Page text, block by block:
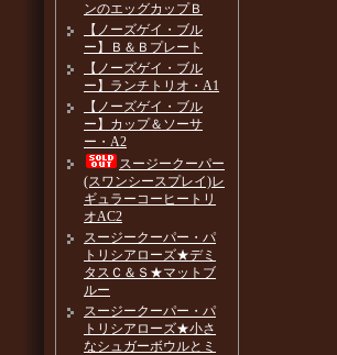
ンのエッグカップＢ
【ノーズゲイ・ブル
ー】Ｂ＆Ｂプレート
【ノーズゲイ・ブル
ー】ランチトリオ・A1
【ノーズゲイ・ブル
ー】カップ＆ソーサ
ー・A2
スージークーパー
(スワンシースプレイ)レ
ギュラーコーヒートリ
オAC2
スージークーパー・パ
トリシアローズ★デミ
タスＣ＆Ｓ★マットブ
ルー
スージークーパー・パ
トリシアローズ★小さ
なシュガーボウルとミ